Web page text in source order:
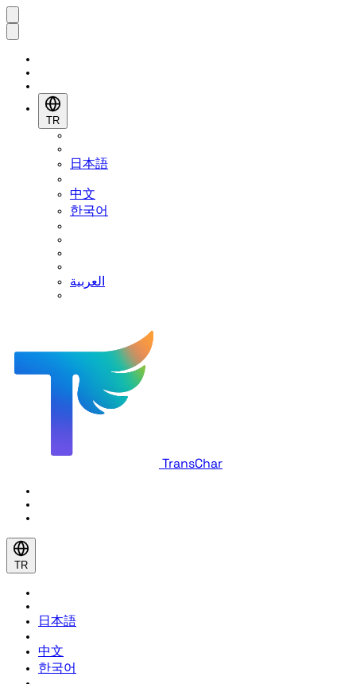
TR
日本語
中文
한국어
العربية
TransChar
TR
日本語
中文
한국어